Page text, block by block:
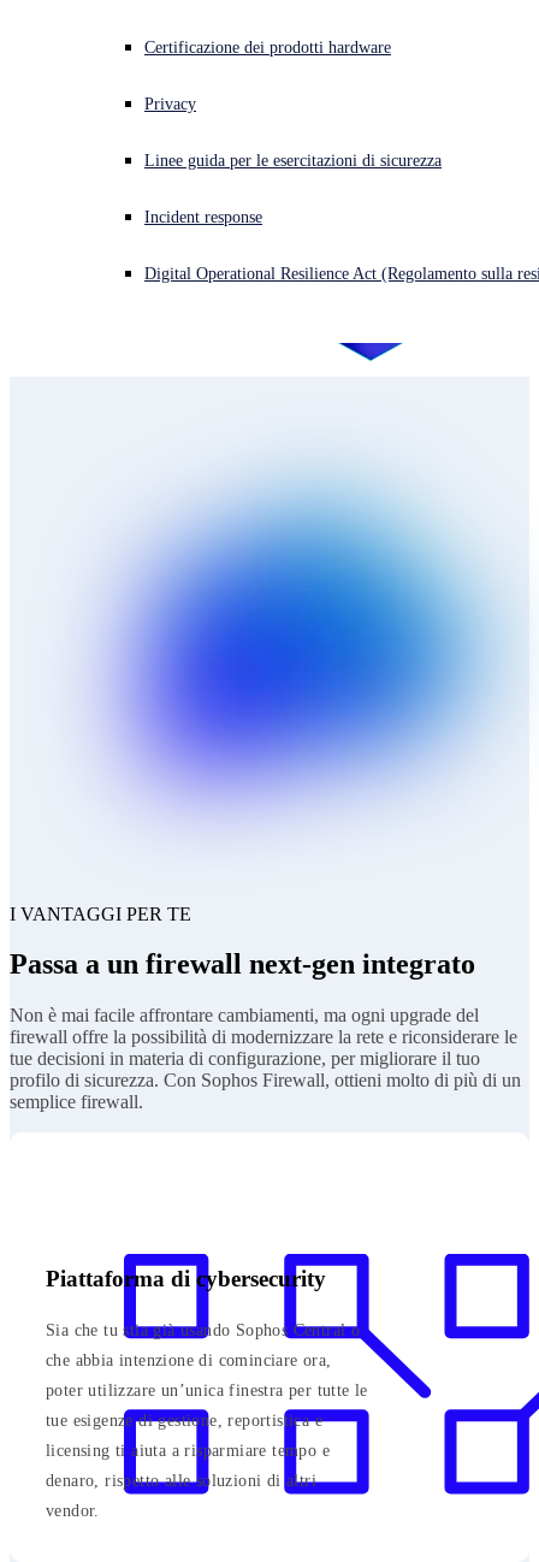
Cyberattacco in corso? Ottieni assistenza immediata
Open language switcher
Certificazione dei prodotti hardware
Privacy
Linee guida per le esercitazioni di sicurezza
Incident response
Digital Operational Resilience Act (Regolamento sulla
I VANTAGGI PER TE
Passa a un firewall next-gen integrato
Non è mai facile affrontare cambiamenti, ma ogni upgrade del
firewall offre la possibilità di modernizzare la rete e riconsiderare le
tue decisioni in materia di configurazione, per migliorare il tuo
profilo di sicurezza. Con Sophos Firewall, ottieni molto di più di un
semplice firewall.
Piattaforma di cybersecurity
Sia che tu stia già usando Sophos Central o
che abbia intenzione di cominciare ora,
poter utilizzare un’unica finestra per tutte le
tue esigenze di gestione, reportistica e
licensing ti aiuta a risparmiare tempo e
denaro, rispetto alle soluzioni di altri
vendor.